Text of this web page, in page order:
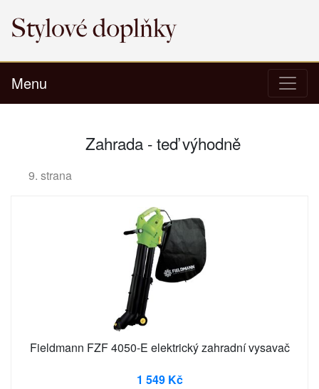
Menu
Zahrada - teď výhodně
9. strana
Fieldmann FZF 4050-E elektrický zahradní vysavač
1 549 Kč